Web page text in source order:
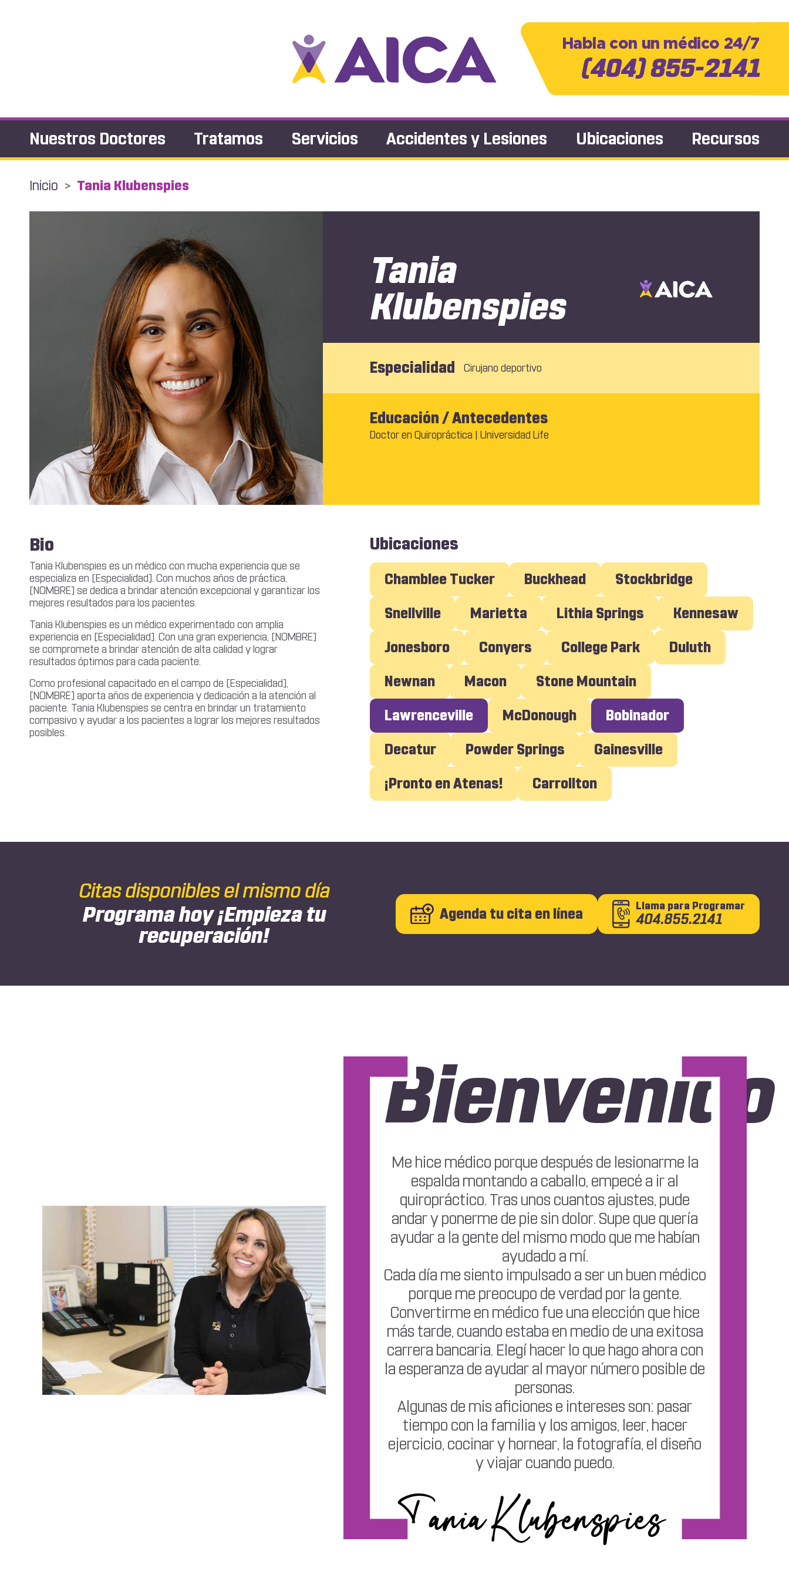
Habla con un médico 24/7
(404) 855-2141
Nuestros Doctores Tratamos Servicios Accidentes y Lesiones Ubicaciones Recursos
Inicio > Tania Klubenspies
Tania
Klubenspies
Especialidad Cirujano deportivo
Educación / Antecedentes
Doctor en Quiropráctica | Universidad Life
Bio
Tania Klubenspies es un médico con mucha experiencia que se
especializa en [Especialidad]. Con muchos años de práctica,
[NOMBRE] se dedica a brindar atención excepcional y garantizar los
mejores resultados para los pacientes.
Tania Klubenspies es un médico experimentado con amplia
experiencia en [Especialidad]. Con una gran experiencia, [NOMBRE]
se compromete a brindar atención de alta calidad y lograr
resultados óptimos para cada paciente.
Como profesional capacitado en el campo de [Especialidad],
[NOMBRE] aporta años de experiencia y dedicación a la atención al
paciente. Tania Klubenspies se centra en brindar un tratamiento
compasivo y ayudar a los pacientes a lograr los mejores resultados
posibles.
Ubicaciones
Chamblee Tucker Buckhead
Stockbridge
Snellville
Marietta Lithia Springs
Kennesaw
Jonesboro
Conyers College Park
Duluth
Newnan
Macon
Stone Mountain
Lawrenceville
McDonough
Bobinador
Decatur
Powder Springs
Gainesville
¡Pronto en Atenas!
Carrollton
Citas disponibles el mismo día
Programa hoy¡Empieza tu
recuperación!
Agenda tu cita en línea Llama para Programar
404.855.2141
Bienvenido
Me hice médico porque después de lesionarme la
espalda montando a caballo, empecé a ir al
quiropráctico. Tras unos cuantos ajustes, pude
andar y ponerme de pie sin dolor. Supe que quería
ayudar a la gente del mismo modo que me habían
ayudado a mí.
Cada día me siento impulsado a ser un buen médico
porque me preocupo de verdad por la gente.
Convertirme en médico fue una elección que hice
más tarde, cuando estaba en medio de una exitosa
carrera bancaria. Elegí hacer lo que hago ahora con
la esperanza de ayudar al mayor número posible de
personas.
Algunas de mis aficiones e intereses son: pasar
tiempo con la familia y los amigos, leer, hacer
ejercicio, cocinar y hornear, la fotografía, el diseño
y viajar cuando puedo.
Tania Klubenspies